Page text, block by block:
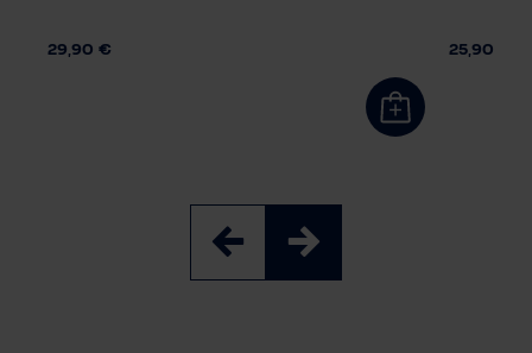
Soft Extra
12 Stück
29,90 €
Soft
25,90 €